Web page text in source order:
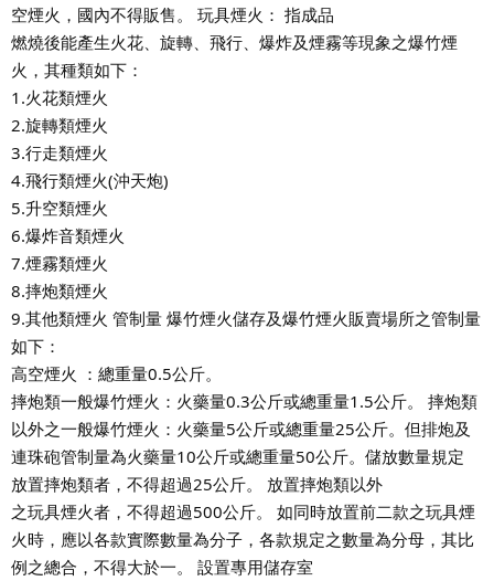
空煙火，國內不得販售。 玩具煙火： 指成品
燃燒後能產生火花、旋轉、飛行、爆炸及煙霧等現象之爆竹煙
火，其種類如下：
1.火花類煙火
2.旋轉類煙火
3.行走類煙火
4.飛行類煙火(沖天炮)
5.升空類煙火
6.爆炸音類煙火
7.煙霧類煙火
8.摔炮類煙火
9.其他類煙火 管制量 爆竹煙火儲存及爆竹煙火販賣場所之管制量
如下：
高空煙火 ：總重量0.5公斤。
摔炮類一般爆竹煙火：火藥量0.3公斤或總重量1.5公斤。 摔炮類
以外之一般爆竹煙火：火藥量5公斤或總重量25公斤。但排炮及
連珠砲管制量為火藥量10公斤或總重量50公斤。儲放數量規定
放置摔炮類者，不得超過25公斤。 放置摔炮類以外
之玩具煙火者，不得超過500公斤。 如同時放置前二款之玩具煙
火時，應以各款實際數量為分子，各款規定之數量為分母，其比
例之總合，不得大於一。 設置專用儲存室